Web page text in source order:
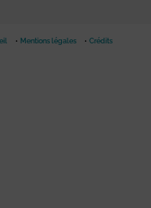
Mentions légales Crédits